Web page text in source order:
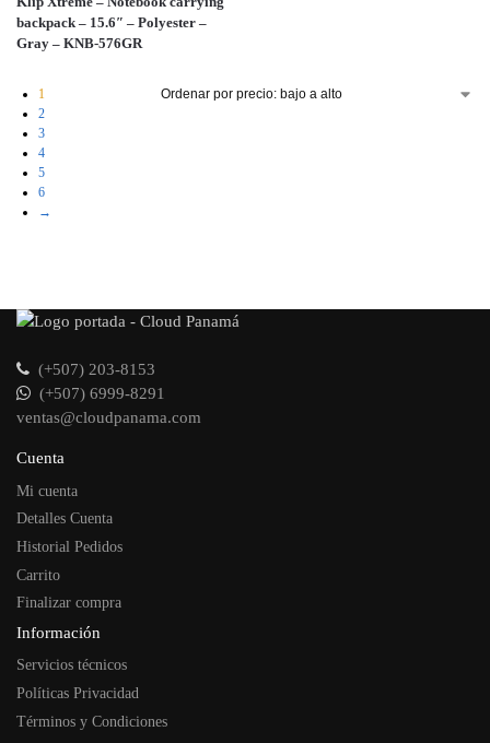
backpack – 15.6″ – Polyester –
Gray – KNB-576GR
1
2
3
4
5
6
→
(+507) 203-8153
(+507) 6999-8291
ventas@cloudpanama.com
Cuenta
Mi cuenta
Detalles Cuenta
Historial Pedidos
Carrito
Finalizar compra
Información
Servicios técnicos
Políticas Privacidad
Términos y Condiciones